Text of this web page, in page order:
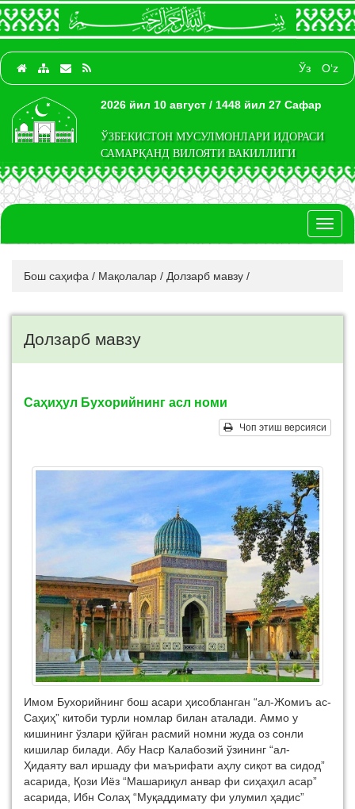
Ўз O‘z
2026 йил 10 август / 1448 йил 27 Сафар
ЎЗБЕКИСТОН МУСУЛМОНЛАРИ ИДОРАСИ
САМАРҚАНД ВИЛОЯТИ ВАКИЛЛИГИ
Бош саҳифа / Мақолалар / Долзарб мавзу /
Долзарб мавзу
Саҳиҳул Бухорийнинг асл номи
Чоп этиш версияси
Имом Бухорийнинг бош асари ҳисобланган “ал-Жомиъ ас-
Саҳиҳ” китоби турли номлар билан аталади. Аммо у
кишининг ўзлари қўйган расмий номни жуда оз сонли
кишилар билади. Абу Наср Калабозий ўзининг “ал-
Ҳидаяту вал иршаду фи маърифати аҳлу сиқот ва сидод”
асарида, Қози Иёз “Машариқул анвар фи сиҳаҳил асар”
асарида, Ибн Солаҳ “Муқаддимату фи улумил ҳадис”